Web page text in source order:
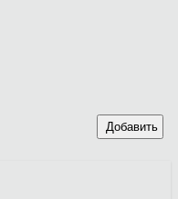
Добавить